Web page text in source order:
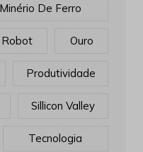
Minério De Ferro
Robot Ouro
Produtividade
Sillicon Valley
Tecnologia